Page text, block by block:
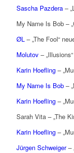
Sascha Pazdera–
My Name Is Bob –
ØL– „The Fool“
Molutov–
Karin Hoefling–
My Name Is Bob–
Karin Hoefling–
Sarah Vita – „The
Karin Hoefling–
Jürgen Schweiger–